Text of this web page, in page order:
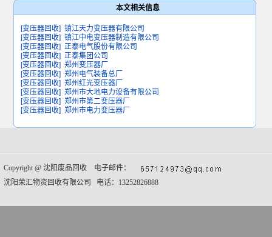
本文相关信息
[变压器回收] 镇江天力变压器有限公司
[变压器回收] 镇江中电变压器制造有限公司
[变压器回收] 正泰电气股份有限公司
[变压器回收] 正泰集团公司
[变压器回收] 郑州变压器厂
[变压器回收] 郑州电气装备总厂
[变压器回收] 郑州红光变压器厂
[变压器回收] 郑州市大地电力设备有限公司
[变压器回收] 郑州市第二变压器厂
[变压器回收] 郑州市电力变压器厂
Copyright @ 沈阳废品回收 电子邮件：
沈阳荣汇物资回收有限公司 电话：13252826888